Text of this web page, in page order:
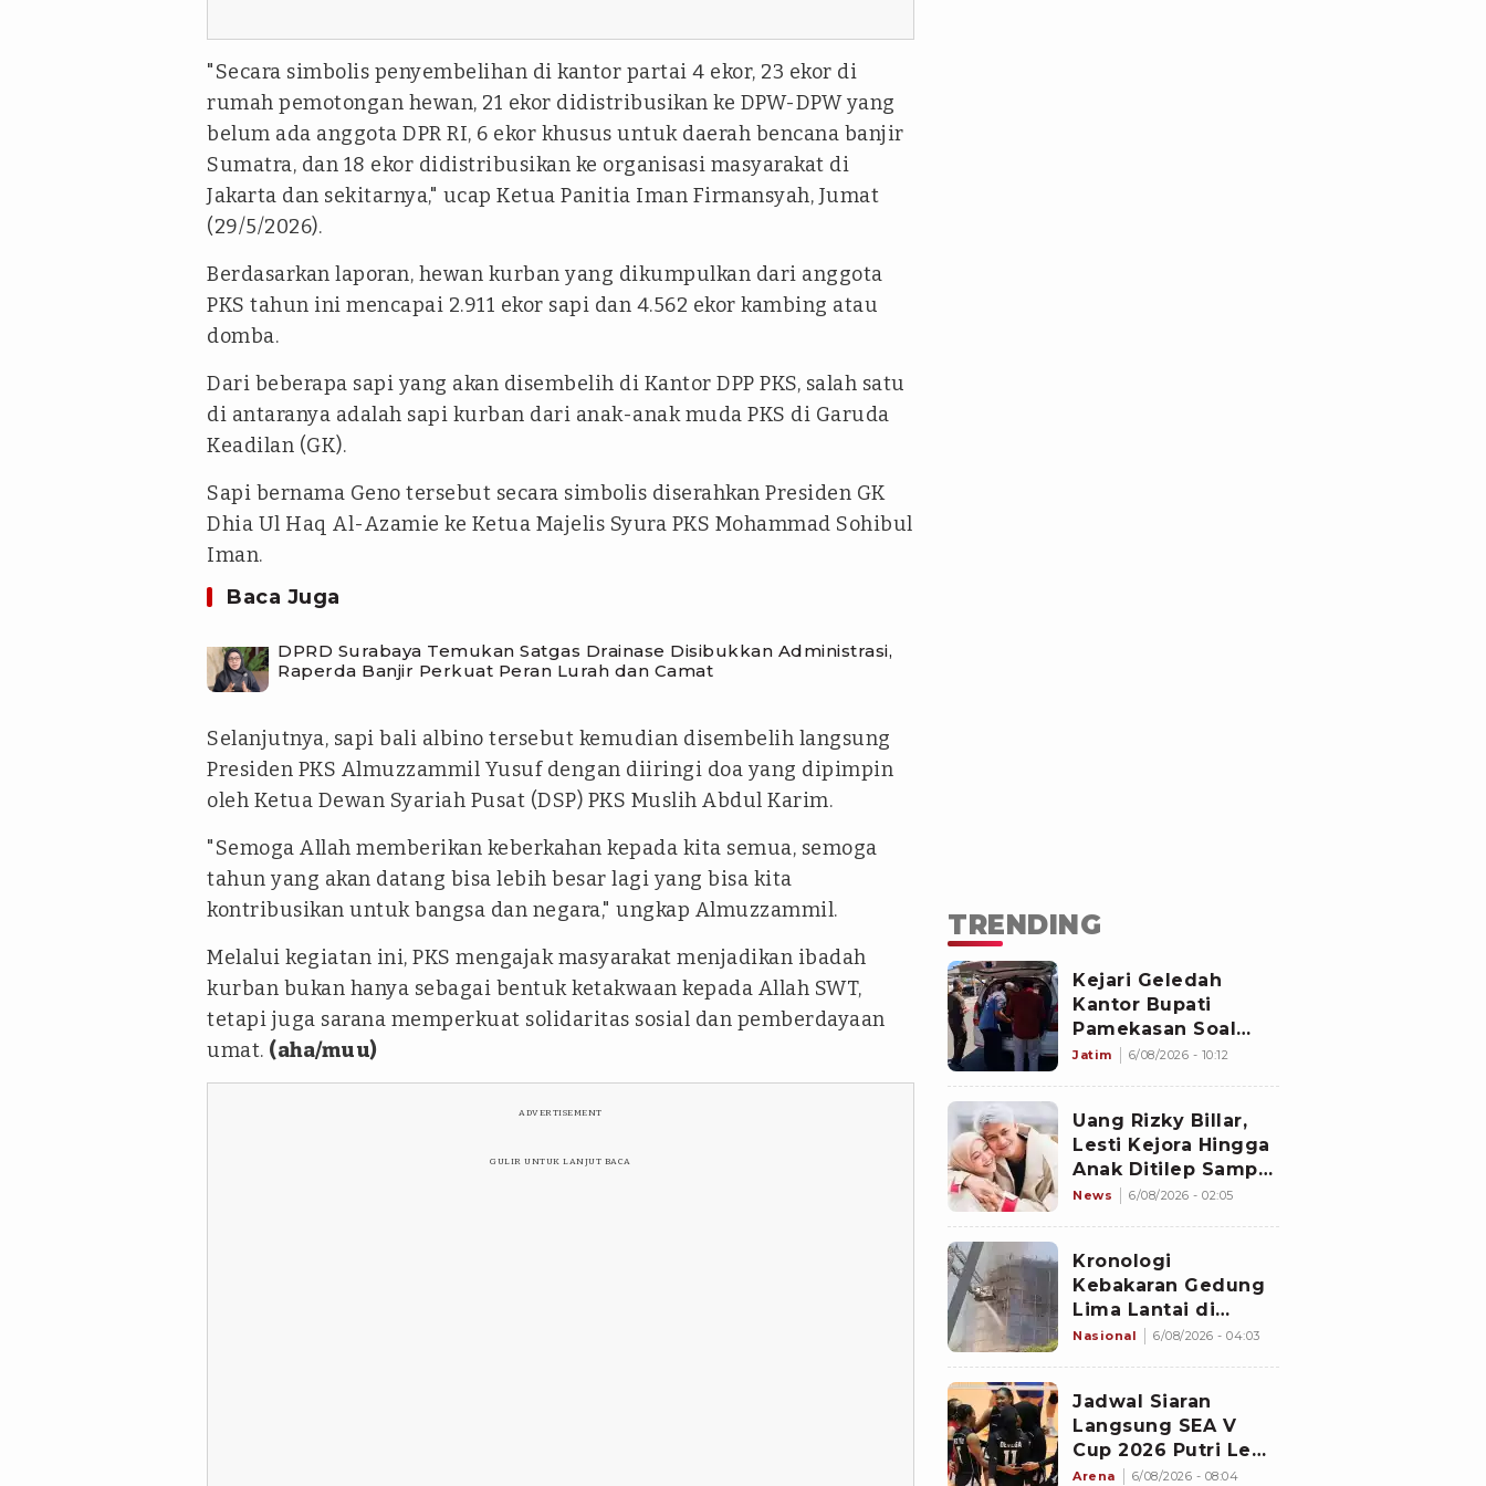
"Secara simbolis penyembelihan di kantor partai 4 ekor, 23 ekor di
rumah pemotongan hewan, 21 ekor didistribusikan ke DPW-DPW yang
belum ada anggota DPR RI, 6 ekor khusus untuk daerah bencana banjir
Sumatra, dan 18 ekor didistribusikan ke organisasi masyarakat di
Jakarta dan sekitarnya," ucap Ketua Panitia Iman Firmansyah, Jumat
(29/5/2026).
Berdasarkan laporan, hewan kurban yang dikumpulkan dari anggota
PKS tahun ini mencapai 2.911 ekor sapi dan 4.562 ekor kambing atau
domba.
Dari beberapa sapi yang akan disembelih di Kantor DPP PKS, salah satu
di antaranya adalah sapi kurban dari anak-anak muda PKS di Garuda
Keadilan (GK).
Sapi bernama Geno tersebut secara simbolis diserahkan Presiden GK
Dhia Ul Haq Al-Azamie ke Ketua Majelis Syura PKS Mohammad Sohibul
Iman.
Baca Juga
DPRD Surabaya Temukan Satgas Drainase Disibukkan Administrasi,
Raperda Banjir Perkuat Peran Lurah dan Camat
Selanjutnya, sapi bali albino tersebut kemudian disembelih langsung
Presiden PKS Almuzzammil Yusuf dengan diiringi doa yang dipimpin
oleh Ketua Dewan Syariah Pusat (DSP) PKS Muslih Abdul Karim.
"Semoga Allah memberikan keberkahan kepada kita semua, semoga
tahun yang akan datang bisa lebih besar lagi yang bisa kita
kontribusikan untuk bangsa dan negara," ungkap Almuzzammil.
Melalui kegiatan ini, PKS mengajak masyarakat menjadikan ibadah
kurban bukan hanya sebagai bentuk ketakwaan kepada Allah SWT,
tetapi juga sarana memperkuat solidaritas sosial dan pemberdayaan
umat. (aha/muu)
ADVERTISEMENT
GULIR UNTUK LANJUT BACA
TRENDING
Kejari Geledah
Kantor Bupati
Pamekasan Soal
Dugaan Korupsi
Milliar
Jatim 6/08/2026 - 10:12
Uang Rizky Billar,
Lesti Kejora Hingga
Anak Ditilep Sampai
Rp3,1 Miliar, Pelaku
News 6/08/2026 - 02:05
Kronologi
Kebakaran Gedung
Lima Lantai di
Cikini, Sempat Coba
Nasional 6/08/2026 - 04:03
Jadwal Siaran
Langsung SEA V
Cup 2026 Putri Leg
2: Timnas Voli Putri
Arena 6/08/2026 - 08:04